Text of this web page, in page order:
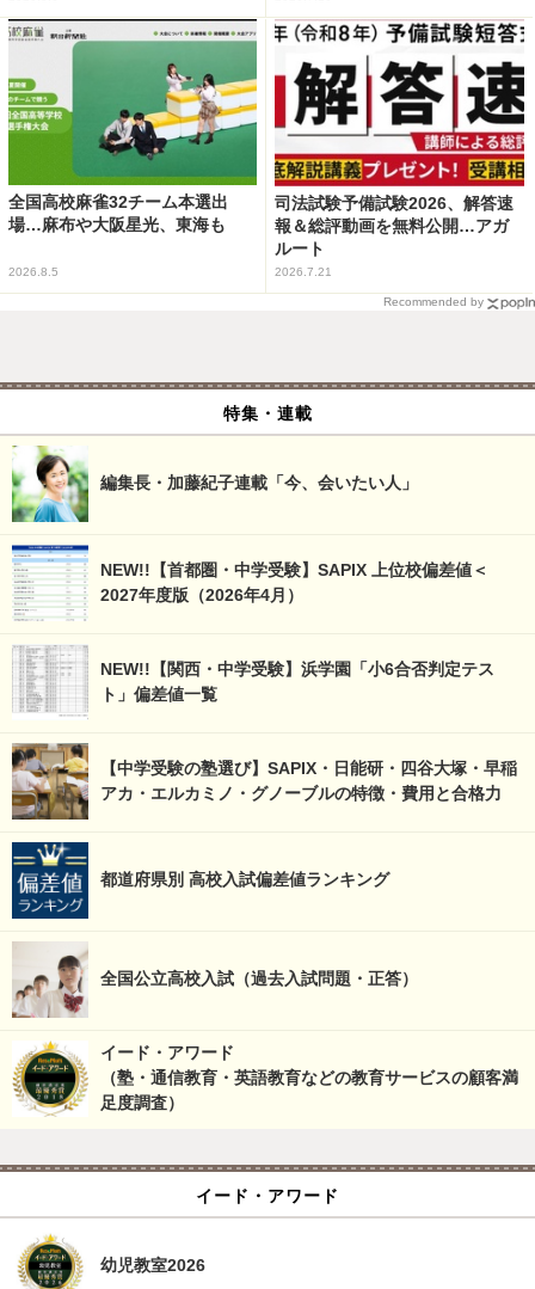
全国高校麻雀32チーム本選出
場…麻布や大阪星光、東海も
2026.8.5
司法試験予備試験2026、解答速
報＆総評動画を無料公開…アガ
ルート
2026.7.21
Recommended by
特集・連載
編集長・加藤紀子連載「今、会いたい人」
NEW!!【首都圏・中学受験】SAPIX 上位校偏差値＜
2027年度版（2026年4月）
NEW!!【関西・中学受験】浜学園「小6合否判定テス
ト」偏差値一覧
【中学受験の塾選び】SAPIX・日能研・四谷大塚・早稲
アカ・エルカミノ・グノーブルの特徴・費用と合格力
都道府県別 高校入試偏差値ランキング
全国公立高校入試（過去入試問題・正答）
イード・アワード
（塾・通信教育・英語教育などの教育サービスの顧客満
足度調査）
イード・アワード
幼児教室2026